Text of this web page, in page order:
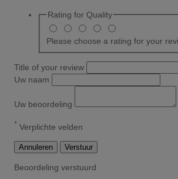
Rating for Quality
Please choose a rating for your
Title of your review
Uw naam
Uw beoordeling
* Verplichte velden
Annuleren Verstuur
Beoordeling verstuurd